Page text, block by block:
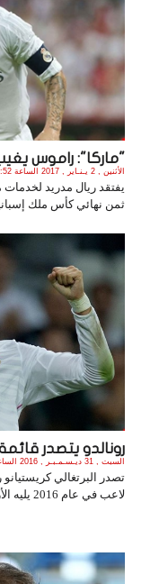
"ماركا": راموس
الأثنين , 2 يـنـاير , 2017 الساعة 6:20:52 PM
يفتقد ريال مدريد
ثمن نهائي كأس ملك
رونالدو يتصدر
السبت , 31 ديـسـمـبـر , 2016 الساعة 5:11:08 PM
لاعب في عام 2016 يليه الأرجنتيني ليون. .